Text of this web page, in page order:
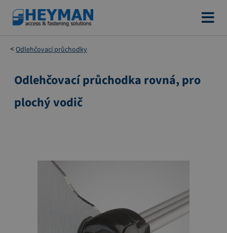
Přejít
na
obsah
Odlehčovací průchodky
Přeskočit
konec
galerie
Odlehčovací­ průchodka rovná, pro
plochý vodič